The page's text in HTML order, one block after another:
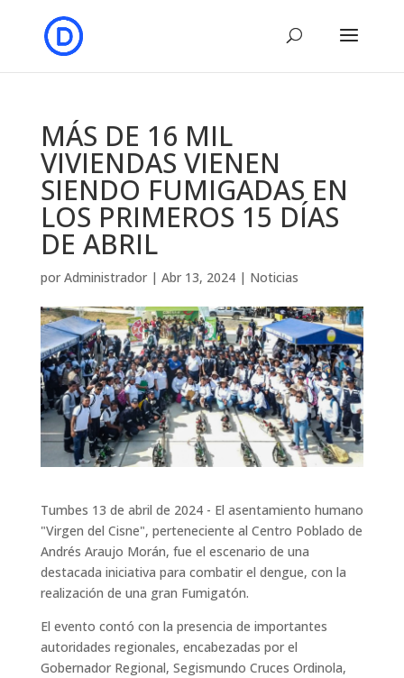
MÁS DE 16 MIL
VIVIENDAS VIENEN
SIENDO FUMIGADAS EN
LOS PRIMEROS 15 DÍAS
DE ABRIL
por Administrador| Abr 13, 2024| Noticias
Tumbes 13 de abril de 2024 - El asentamiento humano
"Virgen del Cisne", perteneciente al Centro Poblado de
Andrés Araujo Morán, fue el escenario de una
destacada iniciativa para combatir el dengue, con la
realización de una gran Fumigatón.
El evento contó con la presencia de importantes
autoridades regionales, encabezadas por el
Gobernador Regional, Segismundo Cruces Ordinola,